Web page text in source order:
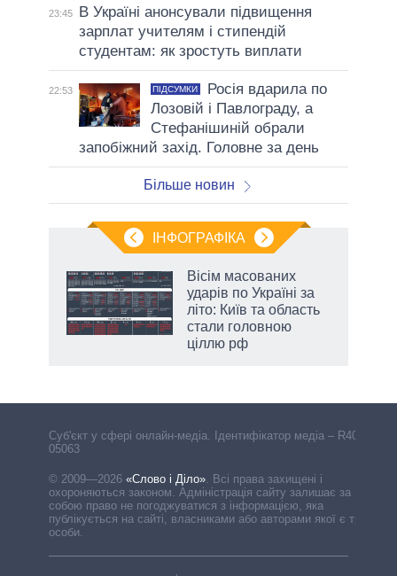
23:45
В Україні анонсували підвищення
зарплат учителям і стипендій
студентам: як зростуть виплати
22:53 ПІДСУМКИ
Росія вдарила по
Лозовій і Павлограду, а
Стефанішиній обрали
запобіжний захід. Головне за день
Більше новин
ІНФОГРАФІКА
Вісім масованих
ударів по Україні за
літо: Київ та область
стали головною
ціллю рф
Cуб'єкт у сфері онлайн-медіа. Ідентифікатор медіа – R40-
05063
© 2009—2026 «Слово і Діло». Всі права захищені і
охороняються законом. Адміністрація сайту залишає за
собою право не погоджуватися з інформацією, яка
публікується на сайті, власниками або авторами якої є треті
особи.